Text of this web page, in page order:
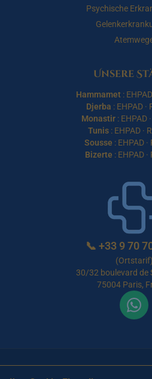
Psychische
Unsere
Hammamet : EHPAD
Djerba : EHPAD·
Monastir : EHPAD ·
Tunis : EHPAD ·
Sousse : EHPAD ·
Bizerte : EHPAD·
📞 +33 9 70
(Ortstarif)
30/32 boulevard de
75004 Paris,